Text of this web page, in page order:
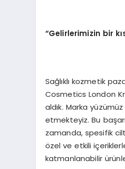
“Gelirlerimizin bir
Sağlıklı kozmetik
Cosmetics London
aldık. Marka
etmekteyiz. Bu
zamanda, spesifik
özel ve etkili
katmanlanabilir